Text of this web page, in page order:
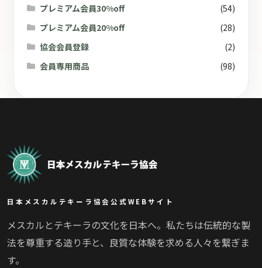
プレミアム会員30%off
(54)
プレミアム会員20%off
(28)
協会会員登録
(2)
会員専用商品
(98)
日本メスカルテキーラ協会公式WEBサイト
メスカルとテキーラの文化を日本へ。私たちは伝統的な製
法を尊重する造り手と、良質な体験を求める人々を繋ぎま
す。